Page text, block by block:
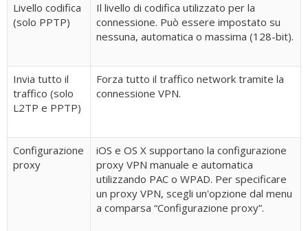
Livello codifica
(solo PPTP)
Il livello di codifica utilizzato per la
connessione. Può essere impostato su
nessuna, automatica o massima (128-bit).
Invia tutto il
traffico (solo
L2TP e PPTP)
Forza tutto il traffico network tramite la
connessione VPN.
Configurazione
proxy
iOS e OS X supportano la configurazione
proxy VPN manuale e automatica
utilizzando PAC o WPAD. Per specificare
un proxy VPN, scegli un'opzione dal menu
a comparsa “Configurazione proxy”.